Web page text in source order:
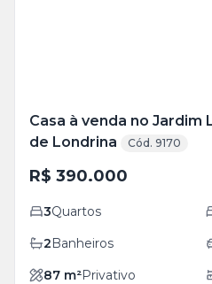
Casa à venda no
de Londrina
Cód. 9170
R$ 390.000
3Quartos
2Banheiros
87 m²Privativo